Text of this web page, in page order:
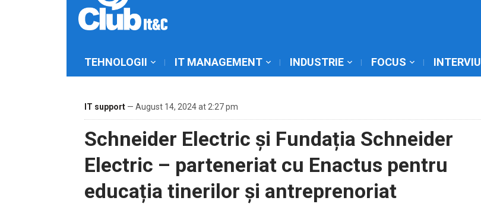
TEHNOLOGII IT MANAGEMENT INDUSTRIE FOCUS INTERVIU
IT support — August 14, 2024 at 2:27 pm
Schneider Electric și Fundația Schneider
Electric – parteneriat cu Enactus pentru
educația tinerilor și antreprenoriat